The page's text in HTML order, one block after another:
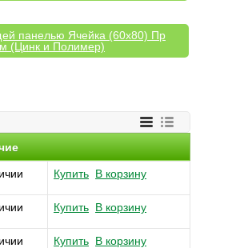
панелью Ячейка (60х80) Пр
(Цинк и Полимер)
Купить В корзину
Купить В корзину
Купить В корзину